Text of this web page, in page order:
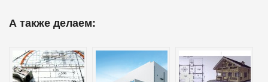
А также делаем: